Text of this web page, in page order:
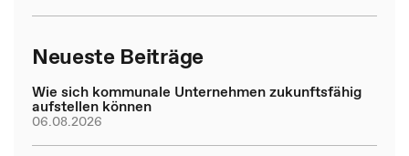
Neueste Beiträge
Wie sich kommunale Unternehmen zukunftsfähig
aufstellen können
06.08.2026